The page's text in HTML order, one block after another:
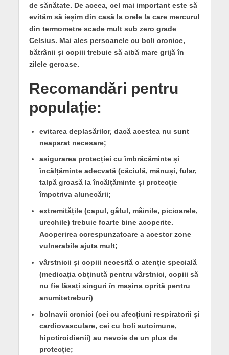
de sănătate. De aceea, cel mai important este să
evităm să ieșim din casă la orele la care mercurul
din termometre scade mult sub zero grade
Celsius. Mai ales persoanele cu boli cronice,
bătrânii și copiii trebuie să aibă mare grijă în
zilele geroase.
Recomandări pentru
populație:
evitarea deplasărilor, dacă acestea nu sunt
neaparat necesare;
asigurarea protecției cu îmbrăcăminte și
încălțăminte adecvată (căciulă, mănuși, fular,
talpă groasă la încălțăminte și protecție
împotriva alunecării;
extremitățile (capul, gâtul, mâinile, picioarele,
urechile) trebuie foarte bine acoperite.
Acoperirea corespunzatoare a acestor zone
vulnerabile ajuta mult;
vârstnicii și copiii necesită o atenție specială
(medicația obținută pentru vârstnici, copiii să
nu fie lăsați singuri în mașina oprită pentru
anumitetreburi)
bolnavii cronici (cei cu afecțiuni respiratorii și
cardiovasculare, cei cu boli autoimune,
hipotiroidienii) au nevoie de un plus de
protecție;